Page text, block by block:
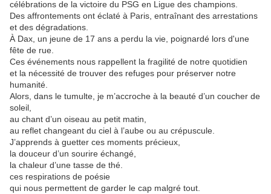
célébrations de la victoire du PSG en Ligue des champions.
Des affrontements ont éclaté à Paris, entraînant des arrestations
et des dégradations.
À Dax, un jeune de 17 ans a perdu la vie, poignardé lors d'une
fête de rue.
Ces événements nous rappellent la fragilité de notre quotidien
et la nécessité de trouver des refuges pour préserver notre
humanité.
Alors, dans le tumulte, je m’accroche à la beauté d’un coucher de
soleil,
au chant d’un oiseau au petit matin,
au reflet changeant du ciel à l’aube ou au crépuscule.
J’apprends à guetter ces moments précieux,
la douceur d’un sourire échangé,
la chaleur d’une tasse de thé.
ces respirations de poésie
qui nous permettent de garder le cap malgré tout.